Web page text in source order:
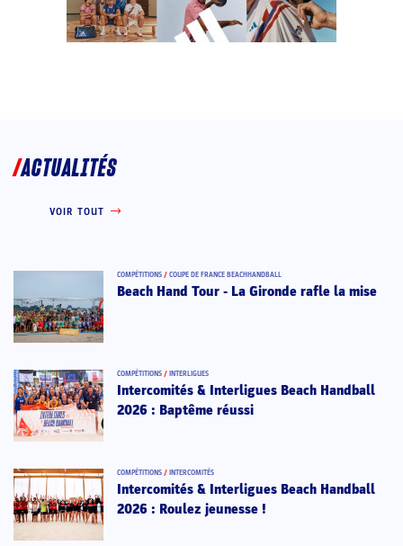
ACTUALITÉS
VOIR TOUT
COMPÉTITIONS / COUPE DE FRANCE BEACHHANDBALL
Beach Hand Tour - La Gironde rafle la mise
COMPÉTITIONS / INTERLIGUES
Intercomités & Interligues Beach Handball
2026 : Baptême réussi
COMPÉTITIONS / INTERCOMITÉS
Intercomités & Interligues Beach Handball
2026 : Roulez jeunesse !